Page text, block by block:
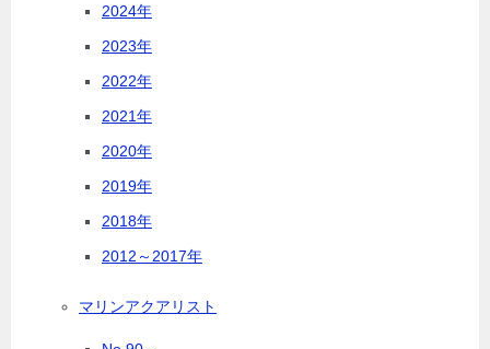
2024年
2023年
2022年
2021年
2020年
2019年
2018年
2012～2017年
マリンアクアリスト